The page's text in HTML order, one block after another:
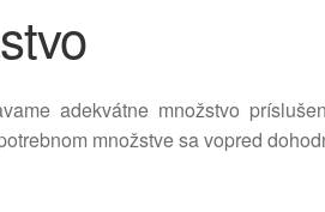
adekvátne množstvo
množstve sa vopred